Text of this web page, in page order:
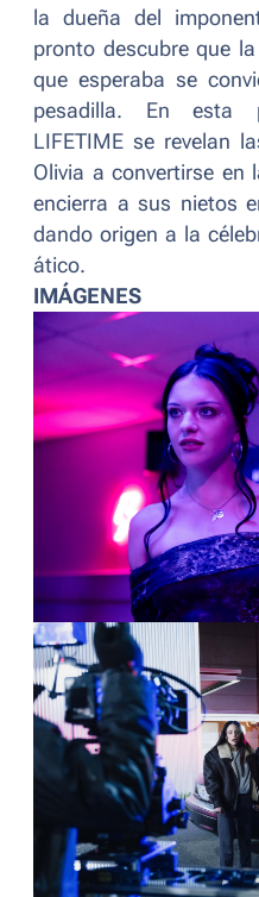
la dueña del
pronto descubre que
que esperaba se
pesadilla. En esta
LIFETIME se revelan
Olivia a convertirse en
encierra a sus nietos
dando origen a la
ático.
IMÁGENES